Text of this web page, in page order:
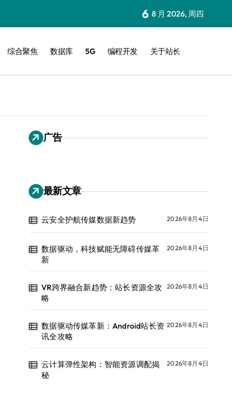
6 8 月 2026, 周四
综合聚焦 数据库 5G 编程开发 关于站长
广告
最新文章
云安全护航传媒数据新趋势 2026年8月4日
数据驱动，科技赋能无障碍传媒革
新
2026年8月4日
VR跨界融合新趋势：站长资源全攻
略
2026年8月4日
数据驱动传媒革新：Android站长资
讯全攻略
2026年8月4日
云计算弹性架构：智能资源调配揭
秘
2026年8月4日